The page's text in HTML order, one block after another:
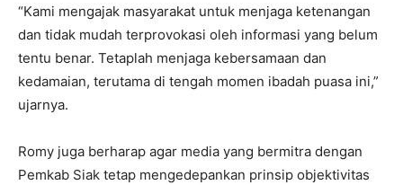
“Kami mengajak masyarakat untuk menjaga ketenangan
dan tidak mudah terprovokasi oleh informasi yang belum
tentu benar. Tetaplah menjaga kebersamaan dan
kedamaian, terutama di tengah momen ibadah puasa ini,”
ujarnya.
Romy juga berharap agar media yang bermitra dengan
Pemkab Siak tetap mengedepankan prinsip objektivitas